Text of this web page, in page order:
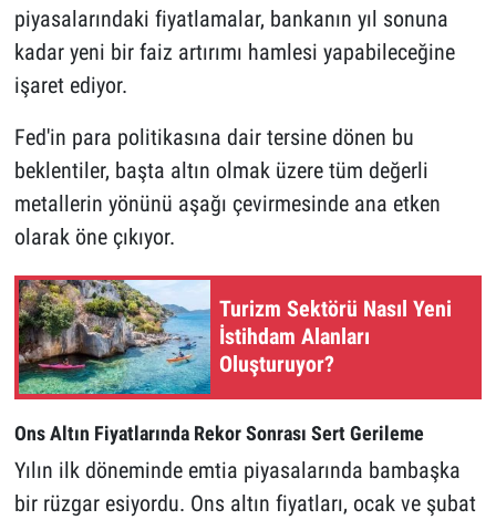
piyasalarındaki fiyatlamalar, bankanın yıl sonuna
kadar yeni bir faiz artırımı hamlesi yapabileceğine
işaret ediyor.
Fed'in para politikasına dair tersine dönen bu
beklentiler, başta altın olmak üzere tüm değerli
metallerin yönünü aşağı çevirmesinde ana etken
olarak öne çıkıyor.
Turizm Sektörü Nasıl Yeni
İstihdam Alanları
Oluşturuyor?
Ons Altın Fiyatlarında Rekor Sonrası Sert Gerileme
Yılın ilk döneminde emtia piyasalarında bambaşka
bir rüzgar esiyordu. Ons altın fiyatları, ocak ve şubat